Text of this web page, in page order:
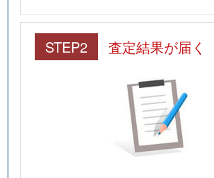
STEP2 査定結果が届く